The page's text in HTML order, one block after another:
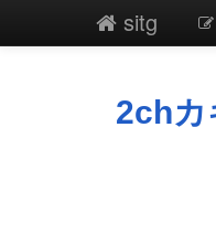
sitg
2chカ